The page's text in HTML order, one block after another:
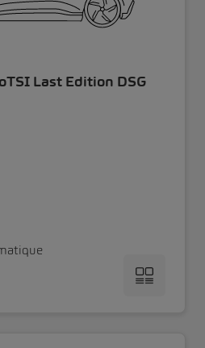
Last Edition DSG